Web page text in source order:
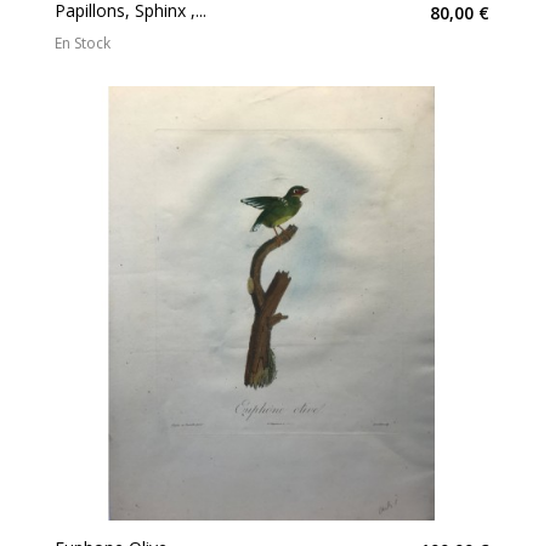
Papillons, Sphinx ,... 80,00 €
En Stock